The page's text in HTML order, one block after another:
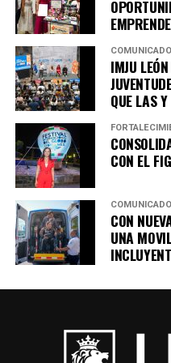
Estas acciones permiten
prioritarias de las familias
comunidades rurales y
adecuados, para que
cotidiana en mejores
El mejoramiento de
caminos, alumbrado y
directamente a las
integral que busca
condiciones de vida para
rural.
mantiene la cercanía con
escuchar sus
que mejoren la vida de sus
IMJU
QUE LAS
CON EL
CON
UNA